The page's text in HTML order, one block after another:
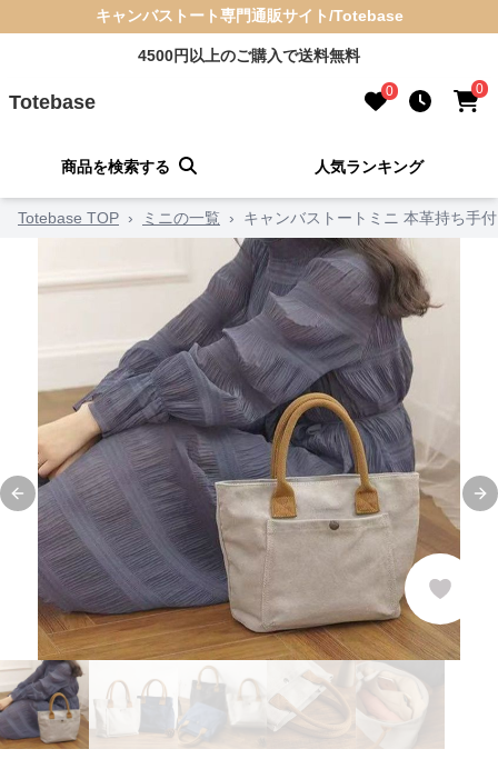
キャンバストート専門通販サイト/Totebase
4500円以上のご購入で送料無料
Totebase 0 0
商品を検索する 人気ランキング
Totebase TOP › ミニの一覧 › キャンバストートミニ 本革持ち手
Previous slide